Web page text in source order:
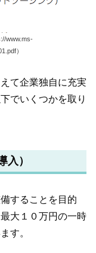
www.ms-
）
て企業独自に充実
でいくつかを取り
入）
することを目的
大１０万円の一時
す。